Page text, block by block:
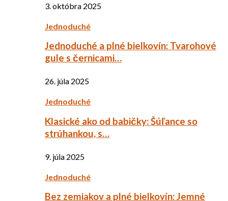
3. októbra 2025
Jednoduché
Jednoduché a plné bielkovín: Tvarohové
gule s černicami…
26. júla 2025
Jednoduché
Klasické ako od babičky: Šúľance so
strúhankou, s…
9. júla 2025
Jednoduché
Bez zemiakov a plné bielkovín: Jemné